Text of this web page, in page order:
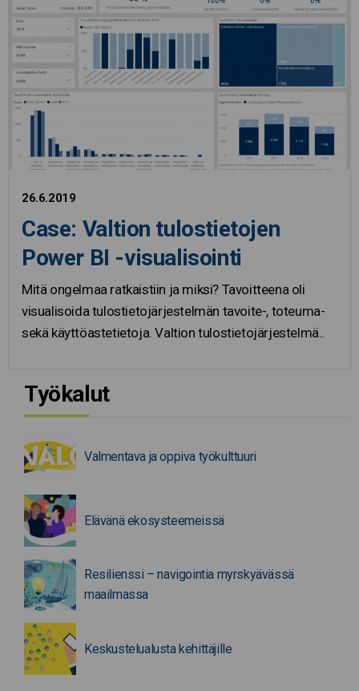
26.6.2019
Case: Valtion tulostietojen
Power BI -visualisointi
Mitä ongelmaa ratkaistiin ja miksi? Tavoitteena oli
visualisoida tulostietojärjestelmän tavoite-, toteuma-
sekä käyttöastetietoja. Valtion tulostietojärjestelmä..
Työkalut
Valmentava ja oppiva työkulttuuri
Elävänä ekosysteemeissä
Resilienssi – navigointia myrskyävässä
maailmassa
Keskustelualusta kehittäjille